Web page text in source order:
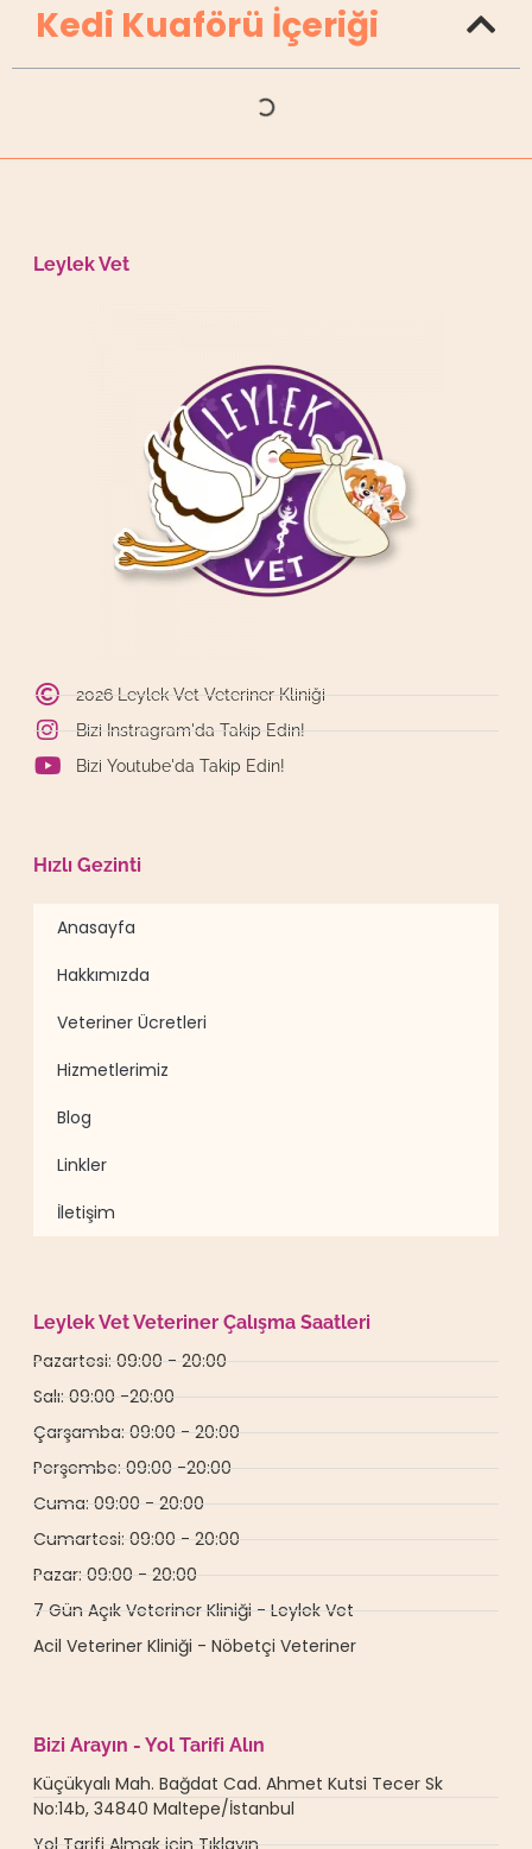
Kedi Kuaförü İçeriği
Leylek Vet
2026 Leylek Vet Veteriner Kliniği
Bizi Instragram'da Takip Edin!
Bizi Youtube'da Takip Edin!
Hızlı Gezinti
Anasayfa
Hakkımızda
Veteriner Ücretleri
Hizmetlerimiz
Blog
Linkler
İletişim
Leylek Vet Veteriner Çalışma Saatleri
Pazartesi: 09:00 - 20:00
Salı: 09:00 -20:00
Çarşamba: 09:00 - 20:00
Perşembe: 09:00 -20:00
Cuma: 09:00 - 20:00
Cumartesi: 09:00 - 20:00
Pazar: 09:00 - 20:00
7 Gün Açık Veteriner Kliniği - Leylek Vet
Acil Veteriner Kliniği - Nöbetçi Veteriner
Bizi Arayın - Yol Tarifi Alın
Küçükyalı Mah. Bağdat Cad. Ahmet Kutsi Tecer Sk
No:14b, 34840 Maltepe/İstanbul